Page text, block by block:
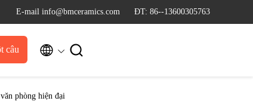
E-mail info@bmceramics.com ĐT: 86--13600305763
câu  
phòng hiện đại